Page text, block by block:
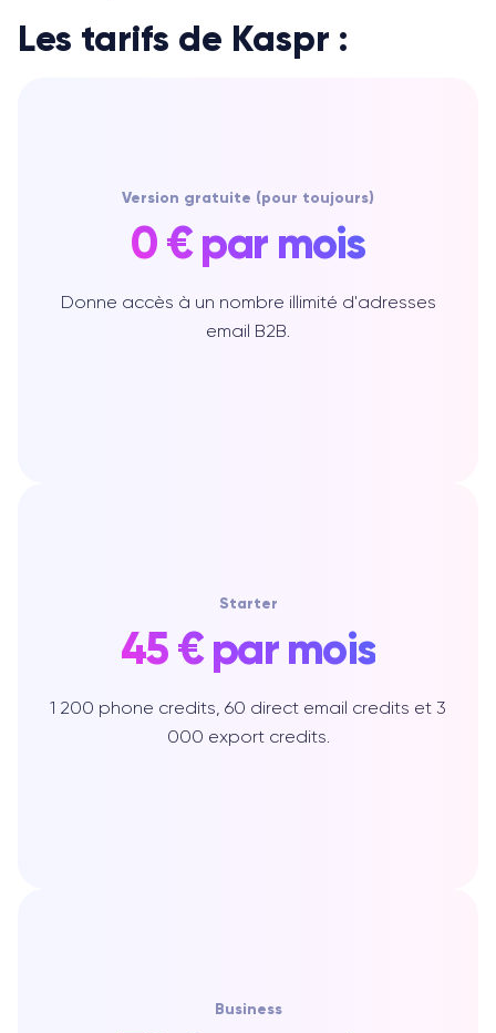
Les tarifs de Kaspr :
Version gratuite (pour toujours)
0 € par mois
Donne accès à un nombre illimité d'adresses
email B2B.
Starter
45 € par mois
1 200 phone credits, 60 direct email credits et 3
000 export credits.
Business